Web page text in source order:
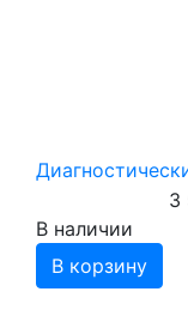
3
В наличии
В корзину